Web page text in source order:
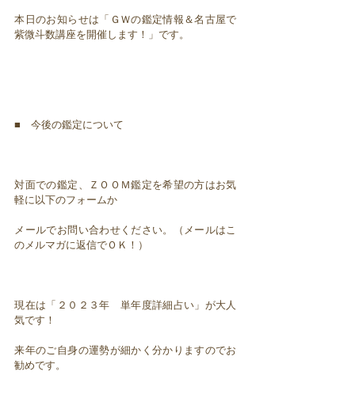
本日のお知らせは「ＧＷの鑑定情報＆名古屋で
紫微斗数講座を開催します！」です。
■ 今後の鑑定について
対面での鑑定、ＺＯＯＭ鑑定を希望の方はお気
軽に以下のフォームか
メールでお問い合わせください。（メールはこ
のメルマガに返信でＯＫ！）
現在は「２０２３年 単年度詳細占い」が大人
気です！
来年のご自身の運勢が細かく分かりますのでお
勧めです。